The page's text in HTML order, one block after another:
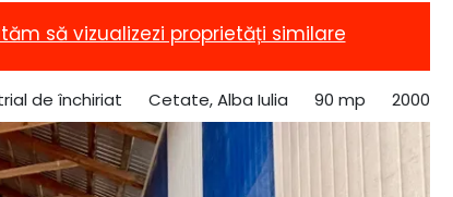
să vizualizezi proprietăți similare
de închiriat Cetate, Alba Iulia 90 mp 2000